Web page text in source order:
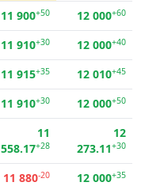
11 900+50 12 000+60
11 910+30 12 000+40
11 915+35 12 010+45
11 910+30 12 000+50
11
558.17+28
12
273.11+30
11 880-20 12 000+35